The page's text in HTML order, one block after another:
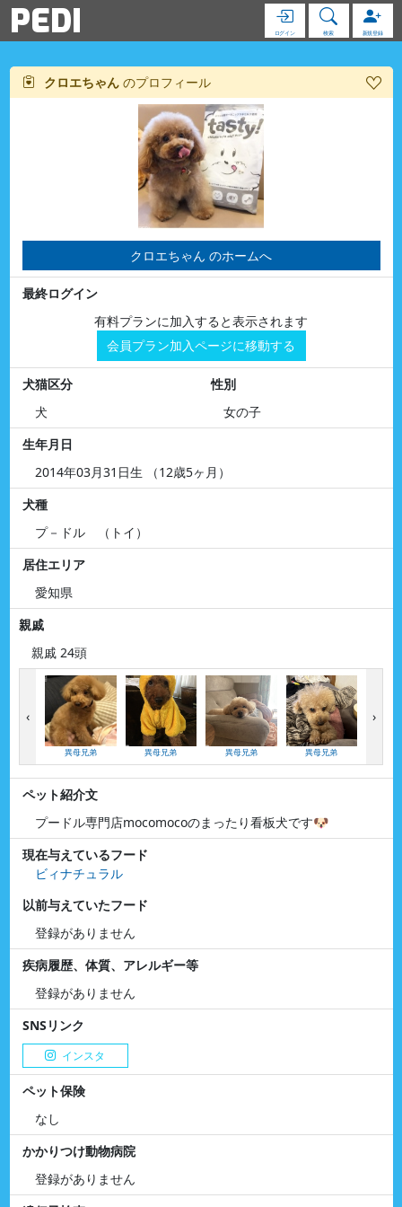
PEDI ログイン 検索 新規登録
クロエちゃん のプロフィール
クロエちゃん のホームへ
最終ログイン
有料プランに加入すると表示されます
会員プラン加入ページに移動する
犬猫区分
犬
性別
女の子
生年月日
2014年03月31日生 （12歳5ヶ月）
犬種
プ－ドル （トイ）
居住エリア
愛知県
親戚
親戚 24頭
異母兄弟 異母兄弟 異母兄弟 異母兄弟
‹ ›
ペット紹介文
プードル専門店mocomocoのまったり看板犬です🐶
現在与えているフード
ビィナチュラル
以前与えていたフード
登録がありません
疾病履歴、体質、アレルギー等
登録がありません
SNSリンク
インスタ
ペット保険
なし
かかりつけ動物病院
登録がありません